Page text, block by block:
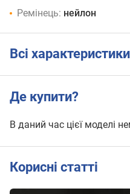
Ремінець: нейлон
Всі характеристики
Де купити?
В даний час цієї моделі
Корисні статті